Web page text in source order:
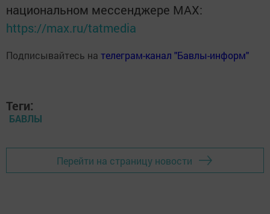
национальном мессенджере MАХ:
https://max.ru/tatmedia
Подписывайтесь на телеграм-канал "Бавлы-информ"
Теги:
БАВЛЫ
Перейти на страницу новости